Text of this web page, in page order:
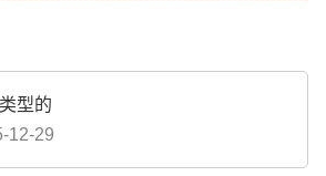
型的
12-29